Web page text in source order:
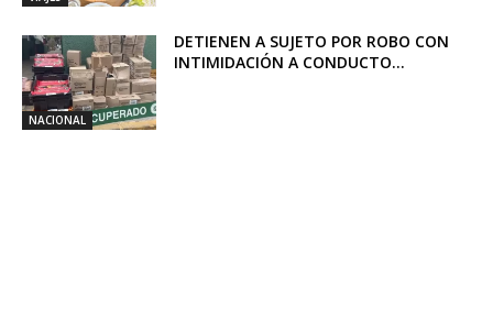
NACIONAL
DETIENEN A SUJETO POR ROBO CON
INTIMIDACIÓN A CONDUCTO...